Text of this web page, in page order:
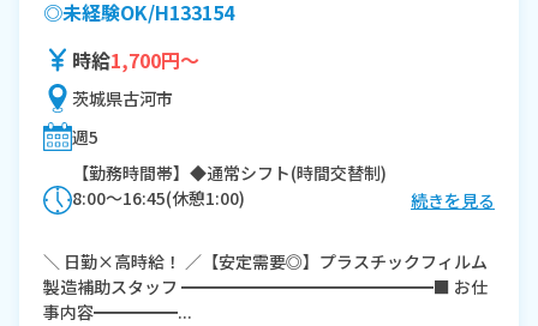
◎未経験OK/H133154
時給1,700円～
茨城県古河市
週5
【勤務時間帯】◆通常シフト(時間交替制)
8:00〜16:45(休憩1:00)
※残業：0〜20時間程度/月
続きを見る
＼ 日勤×高時給！ ／【安定需要◎】プラスチックフィルム
製造補助スタッフ ━━━━━━━━━━━━━━━■ お仕
事内容━━━━━...